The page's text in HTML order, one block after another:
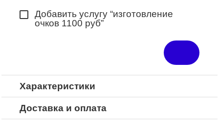
Добавить услугу “изготовление
очков 1100 руб”
Характеристики
Доставка и оплата